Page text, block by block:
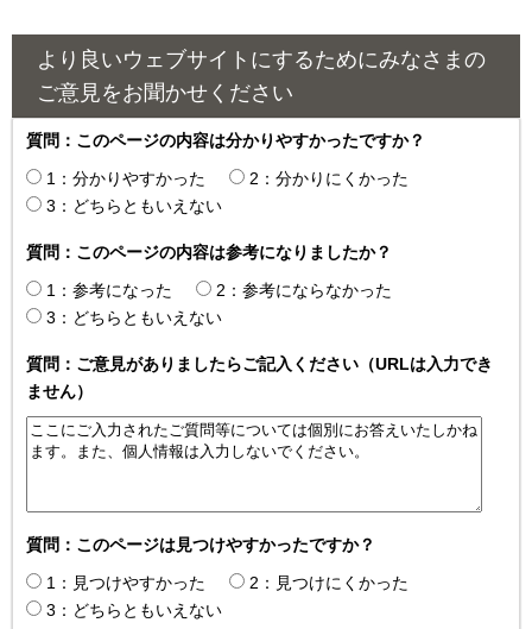
より良いウェブサイトにするためにみなさまの
ご意見をお聞かせください
質問：このページの内容は分かりやすかったですか？
1：分かりやすかった
2：分かりにくかった
3：どちらともいえない
質問：このページの内容は参考になりましたか？
1：参考になった
2：参考にならなかった
3：どちらともいえない
質問：ご意見がありましたらご記入ください（URLは入力でき
ません）
質問：このページは見つけやすかったですか？
1：見つけやすかった
2：見つけにくかった
3：どちらともいえない